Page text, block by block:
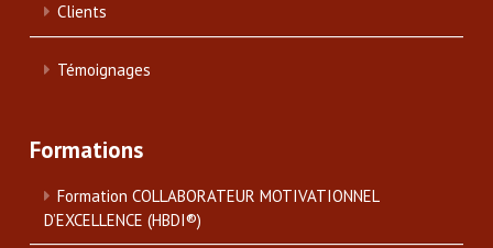
Clients
Témoignages
Formations
Formation COLLABORATEUR MOTIVATIONNEL
D’EXCELLENCE (HBDI®)